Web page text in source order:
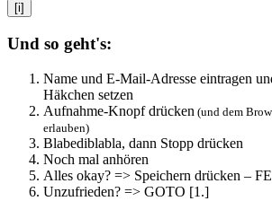
[i]
Und so geht's:
Name und E-Mail-Adresse eintragen
Häkchen setzen
Aufnahme-Knopf drücken (und dem
erlauben)
Blabediblabla, dann Stopp drücken
Noch mal anhören
Alles okay? => Speichern drücken –
Unzufrieden? => GOTO [1.]